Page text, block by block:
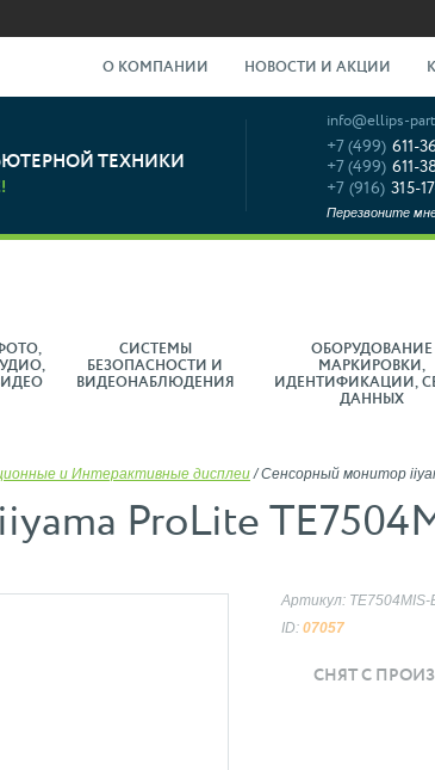
О КОМПАНИИ НОВОСТИ И АКЦИИ
ТЕХНИКИ
info@ellips-
+7 (499) 611-
+7 (499) 611-
+7 (916) 315-
Перезвоните
СИСТЕМЫ
БЕЗОПАСНОСТИ И
ВИДЕОНАБЛЮДЕНИЯ
ОБОРУДОВАНИЕ
МАРКИРОВКИ,
ИДЕНТИФИКАЦИИ,
ДАННЫХ
и Интерактивные дисплеи /Сенсорный монитор
ProLite
Артикул: TE7504MIS-
ID: 07057
СНЯТ С